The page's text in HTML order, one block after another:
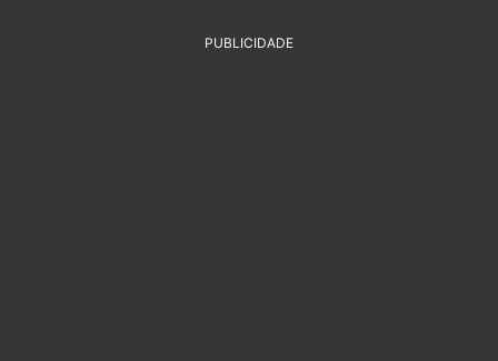
PUBLICIDADE